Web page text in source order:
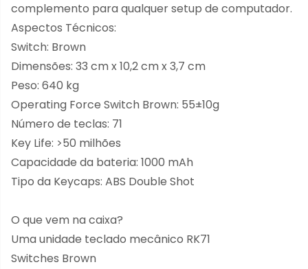
complemento para qualquer setup de computador.
Aspectos Técnicos:
Switch: Brown
Dimensões: 33 cm x 10,2 cm x 3,7 cm
Peso: 640 kg
Operating Force Switch Brown: 55±10g
Número de teclas: 71
Key Life: >50 milhões
Capacidade da bateria: 1000 mAh
Tipo da Keycaps: ABS Double Shot
O que vem na caixa?
Uma unidade teclado mecânico RK71
Switches Brown